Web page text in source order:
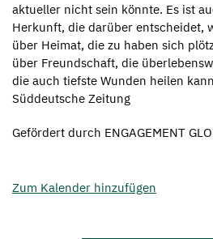
aktueller nicht sein könnte. Es ist
Herkunft, die darüber entscheidet,
über Heimat, die zu haben sich
über Freundschaft, die
die auch tiefste Wunden heilen
Süddeutsche Zeitung
Gefördert durch ENGAGEMENT
Zum Kalender hinzufügen